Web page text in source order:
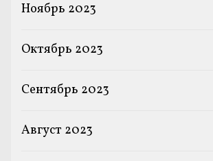
Ноябрь 2023
Октябрь 2023
Сентябрь 2023
Август 2023